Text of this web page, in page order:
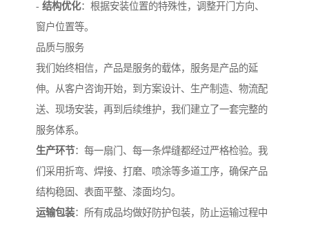
- 结构优化：根据安装位置的特殊性，调整开门方向、
窗户位置等。
品质与服务
我们始终相信，产品是服务的载体，服务是产品的延
伸。从客户咨询开始，到方案设计、生产制造、物流配
送、现场安装，再到后续维护，我们建立了一套完整的
服务体系。
生产环节：每一扇门、每一条焊缝都经过严格检验。我
们采用折弯、焊接、打磨、喷涂等多道工序，确保产品
结构稳固、表面平整、漆面均匀。
运输包装：所有成品均做好防护包装，防止运输过程中